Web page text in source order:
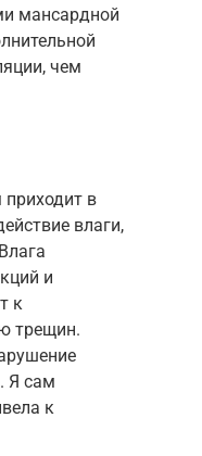
мансардной
чем
в
влаги,
и
к
трещин.
Я сам
к